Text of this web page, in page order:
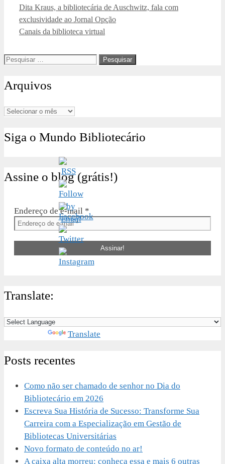
Dita Kraus, a bibliotecária de Auschwitz, fala com
exclusividade ao Jornal Opção
Canais da biblioteca virtual
Pesquisar
Arquivos
Arquivos
Siga o Mundo Bibliotecário
Assine o blog (grátis!)
Endereço de e-mail *
Translate:
Translate
Posts recentes
Como não ser chamado de senhor no Dia do
Bibliotecário em 2026
Escreva Sua História de Sucesso: Transforme Sua
Carreira com a Especialização em Gestão de
Bibliotecas Universitárias
Novo formato de conteúdo no ar!
A caixa alta morreu: conheça essa e mais 6 outras